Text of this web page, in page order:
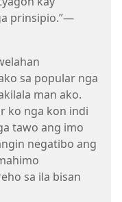
prinsipio.”​—
sa popular nga
man ako.
ko nga kon indi
tawo ang imo
negatibo ang
sa ila bisan